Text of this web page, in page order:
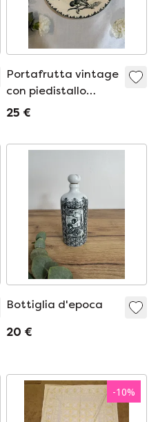
Portafrutta vintage
con piedistallo
Sarreguemines
25 €
Bottiglia d'epoca
20 €
-10%